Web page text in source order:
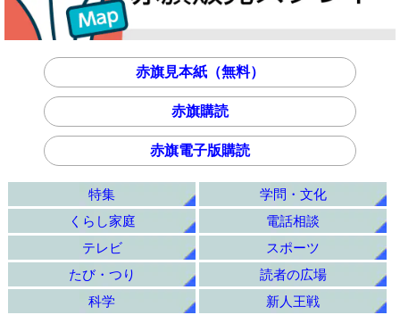
赤旗見本紙（無料）
赤旗購読
赤旗電子版購読
特集
学問・文化
くらし家庭
電話相談
テレビ
スポーツ
たび・つり
読者の広場
科学
新人王戦